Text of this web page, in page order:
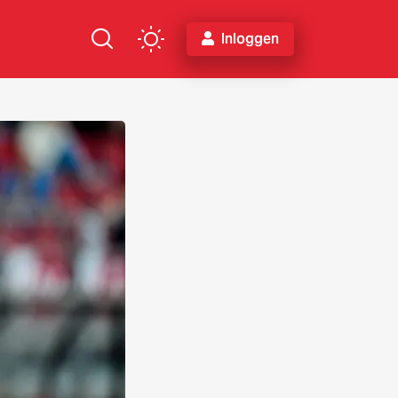
Inloggen